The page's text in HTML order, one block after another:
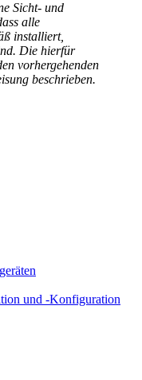
Sicht- und
alle
installiert,
Die hierfür
vorhergehenden
beschrieben.
und -Konfiguration